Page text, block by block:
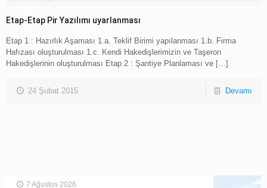
Etap-Etap Pir Yazılımı uyarlanması
Etap 1 : Hazırlık Aşaması 1.a. Teklif Birimi yapılanması 1.b. Firma
Hafızası oluşturulması 1.c. Kendi Hakedişlerimizin ve Taşeron
Hakedişlerinin oluşturulması Etap 2 : Şantiye Planlaması ve […]
24 Şubat 2015 Devamı
7 Ağustos 2026